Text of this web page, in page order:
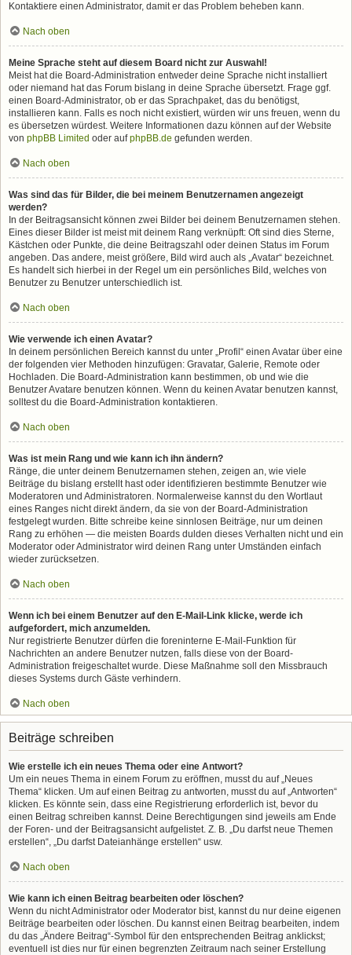
Kontaktiere einen Administrator, damit er das Problem beheben kann.
Nach oben
Meine Sprache steht auf diesem Board nicht zur Auswahl!
Meist hat die Board-Administration entweder deine Sprache nicht installiert
oder niemand hat das Forum bislang in deine Sprache übersetzt. Frage ggf.
einen Board-Administrator, ob er das Sprachpaket, das du benötigst,
installieren kann. Falls es noch nicht existiert, würden wir uns freuen, wenn du
es übersetzen würdest. Weitere Informationen dazu können auf der Website
von phpBB Limited oder aufphpBB.de gefunden werden.
Nach oben
Was sind das für Bilder, die bei meinem Benutzernamen angezeigt
werden?
In der Beitragsansicht können zwei Bilder bei deinem Benutzernamen stehen.
Eines dieser Bilder ist meist mit deinem Rang verknüpft: Oft sind dies Sterne,
Kästchen oder Punkte, die deine Beitragszahl oder deinen Status im Forum
angeben. Das andere, meist größere, Bild wird auch als „Avatar“ bezeichnet.
Es handelt sich hierbei in der Regel um ein persönliches Bild, welches von
Benutzer zu Benutzer unterschiedlich ist.
Nach oben
Wie verwende ich einen Avatar?
In deinem persönlichen Bereich kannst du unter „Profil“ einen Avatar über eine
der folgenden vier Methoden hinzufügen: Gravatar, Galerie, Remote oder
Hochladen. Die Board-Administration kann bestimmen, ob und wie die
Benutzer Avatare benutzen können. Wenn du keinen Avatar benutzen kannst,
solltest du die Board-Administration kontaktieren.
Nach oben
Was ist mein Rang und wie kann ich ihn ändern?
Ränge, die unter deinem Benutzernamen stehen, zeigen an, wie viele
Beiträge du bislang erstellt hast oder identifizieren bestimmte Benutzer wie
Moderatoren und Administratoren. Normalerweise kannst du den Wortlaut
eines Ranges nicht direkt ändern, da sie von der Board-Administration
festgelegt wurden. Bitte schreibe keine sinnlosen Beiträge, nur um deinen
Rang zu erhöhen — die meisten Boards dulden dieses Verhalten nicht und ein
Moderator oder Administrator wird deinen Rang unter Umständen einfach
wieder zurücksetzen.
Nach oben
Wenn ich bei einem Benutzer auf den E-Mail-Link klicke, werde ich
aufgefordert, mich anzumelden.
Nur registrierte Benutzer dürfen die foreninterne E-Mail-Funktion für
Nachrichten an andere Benutzer nutzen, falls diese von der Board-
Administration freigeschaltet wurde. Diese Maßnahme soll den Missbrauch
dieses Systems durch Gäste verhindern.
Nach oben
Beiträge schreiben
Wie erstelle ich ein neues Thema oder eine Antwort?
Um ein neues Thema in einem Forum zu eröffnen, musst du auf „Neues
Thema“ klicken. Um auf einen Beitrag zu antworten, musst du auf „Antworten“
klicken. Es könnte sein, dass eine Registrierung erforderlich ist, bevor du
einen Beitrag schreiben kannst. Deine Berechtigungen sind jeweils am Ende
der Foren- und der Beitragsansicht aufgelistet. Z. B. „Du darfst neue Themen
erstellen“, „Du darfst Dateianhänge erstellen“ usw.
Nach oben
Wie kann ich einen Beitrag bearbeiten oder löschen?
Wenn du nicht Administrator oder Moderator bist, kannst du nur deine eigenen
Beiträge bearbeiten oder löschen. Du kannst einen Beitrag bearbeiten, indem
du das „Ändere Beitrag“-Symbol für den entsprechenden Beitrag anklickst;
eventuell ist dies nur für einen begrenzten Zeitraum nach seiner Erstellung